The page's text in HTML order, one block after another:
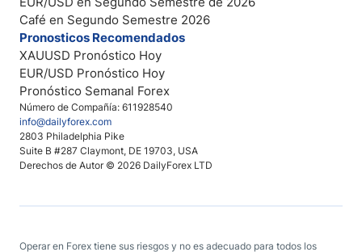
Número de Compañía: 611928540
info@dailyforex.com
2803 Philadelphia Pike
Suite B #287 Claymont, DE 19703, USA
Derechos de Autor © 2026 DailyForex LTD
Café en Segundo Semestre 2026
Pronosticos Recomendados
XAUUSD Pronóstico Hoy
EUR/USD Pronóstico Hoy
Pronóstico Semanal Forex
Operar en Forex tiene sus riesgos y no es adecuado para todos los